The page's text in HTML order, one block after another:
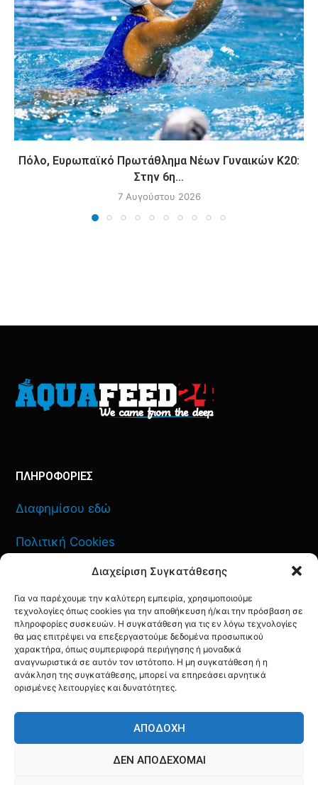
Διαχείριση Συγκατάθεσης
Για να παρέχουμε την καλύτερη εμπειρία, χρησιμοποιούμε
τεχνολογίες όπως cookies για την αποθήκευση ή/και την πρόσβαση σε
πληροφορίες συσκευών. Η συγκατάθεση για τις εν λόγω τεχνολογίες
θα μας επιτρέψει να επεξεργαστούμε δεδομένα προσωπικού
χαρακτήρα, όπως συμπεριφορά περιήγησης ή μοναδικά
αναγνωριστικά σε αυτόν τον ιστότοπο. Η μη συγκατάθεση ή η
ανάκληση της συγκατάθεσης, μπορεί να επηρεάσει αρνητικά
ορισμένες λειτουργίες και δυνατότητες.
ΑΠΟΔΟΧΉ
ΔΕΝ ΑΠΟΔΈΧΟΜΑΙ
Πόλο, Ευρωπαϊκό Πρωτάθλημα Νέων Γυναικών Κ20:
Στην 6η...
7 Αυγούστου 2026
ΠΛΗΡΟΦΟΡΙΕΣ
Διαφημίσου εδώ
Πολιτική Cookies
Πολιτική Απορρήτου
ΕΠΙΚΟΙΝΩΝΙΑ
YOUTUBE